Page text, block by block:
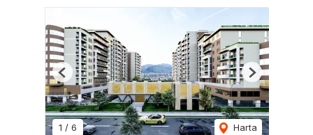
1 / 6 Harta
Previous Next